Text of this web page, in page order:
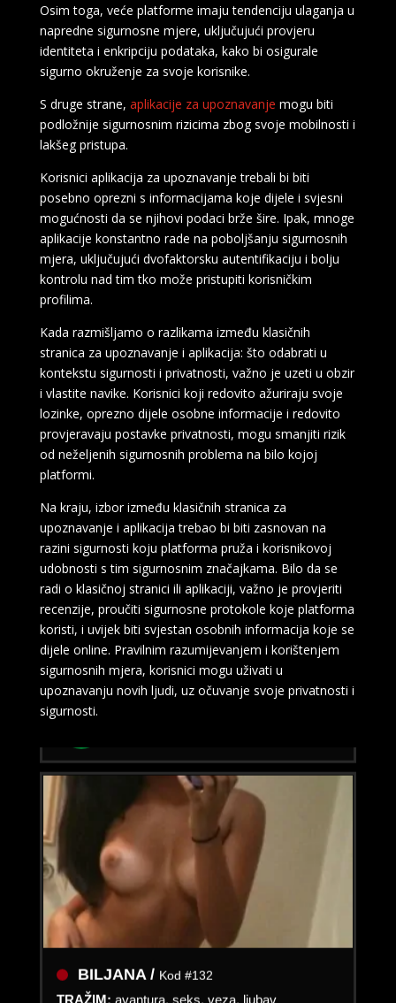
Osim toga, veće platforme imaju tendenciju ulaganja u
napredne sigurnosne mjere, uključujući provjeru
identiteta i enkripciju podataka, kako bi osigurale
sigurno okruženje za svoje korisnike.
S druge strane, aplikacije za upoznavanje mogu biti
podložnije sigurnosnim rizicima zbog svoje mobilnosti i
lakšeg pristupa.
Korisnici aplikacija za upoznavanje trebali bi biti
posebno oprezni s informacijama koje dijele i svjesni
mogućnosti da se njihovi podaci brže šire. Ipak, mnoge
aplikacije konstantno rade na poboljšanju sigurnosnih
mjera, uključujući dvofaktorsku autentifikaciju i bolju
kontrolu nad tim tko može pristupiti korisničkim
profilima.
Kada razmišljamo o razlikama između klasičnih
stranica za upoznavanje i aplikacija: što odabrati u
kontekstu sigurnosti i privatnosti, važno je uzeti u obzir
i vlastite navike. Korisnici koji redovito ažuriraju svoje
lozinke, oprezno dijele osobne informacije i redovito
provjeravaju postavke privatnosti, mogu smanjiti rizik
od neželjenih sigurnosnih problema na bilo kojoj
platformi.
Na kraju, izbor između klasičnih stranica za
upoznavanje i aplikacija trebao bi biti zasnovan na
razini sigurnosti koju platforma pruža i korisnikovoj
udobnosti s tim sigurnosnim značajkama. Bilo da se
radi o klasičnoj stranici ili aplikaciji, važno je provjeriti
recenzije, proučiti sigurnosne protokole koje platforma
koristi, i uvijek biti svjestan osobnih informacija koje se
dijele online. Pravilnim razumijevanjem i korištenjem
sigurnosnih mjera, korisnici mogu uživati u
upoznavanju novih ljudi, uz očuvanje svoje privatnosti i
sigurnosti.
SNJEŽANA /
TRAŽIM:ispunjavanje želja, seks, masaža,
prijateljstvo
Čekam tvoj poziv:)
Broj: 064/677-677
BILJANA /
TRAŽIM:avantura, seks, veza, ljubav